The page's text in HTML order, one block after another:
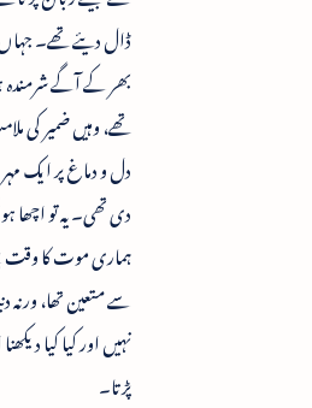
ڈال دیئے تھے۔ جہاں
بھر کے آگے شرمندہ
تھے، وہیں ضمیر کی
دل و دماغ پر ایک
دی تھی۔ یہ تو اچھا
ہماری موت کا وقت
سے متعین تھا، ورنہ
نہیں اور کیا کیا
پڑتا۔